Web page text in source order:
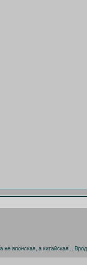
японская, а китайская...